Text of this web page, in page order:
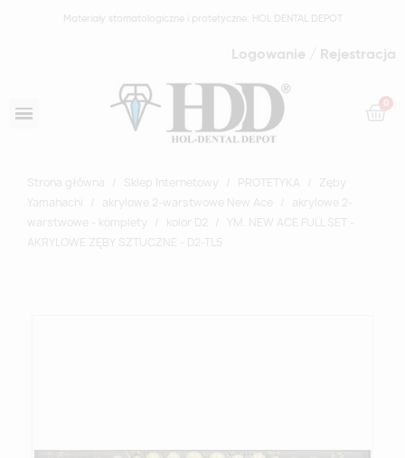
Materiały stomatologiczne i protetyczne: HOL DENTAL DEPOT
Logowanie / Rejestracja
Strona główna Sklep Internetowy PROTETYKA
Zęby
Yamahachi
akrylowe 2-warstwowe New Ace
akrylowe 2-
warstwowe - komplety
kolor D2
YM. NEW ACE FULL SET -
AKRYLOWE ZĘBY SZTUCZNE - D2-TL5